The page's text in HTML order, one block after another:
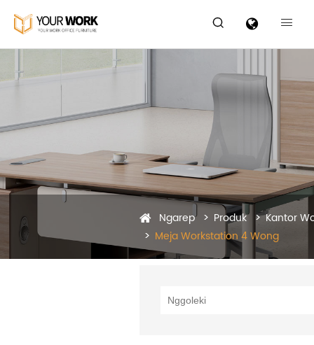
 
Ngarep Produk
Kantor
Meja Workstation 4 Wong